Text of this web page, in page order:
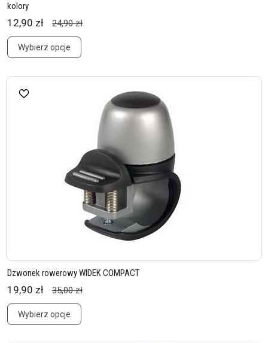
kolory
12,90 zł 24,90 zł
Wybierz opcje
Dzwonek rowerowy WIDEK COMPACT
19,90 zł 35,00 zł
Wybierz opcje